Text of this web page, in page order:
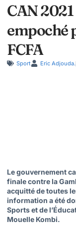
CAN
empoché
FCFA
Sport Eric Adjouda.
Le gouvernement
finale contre la
acquitté de toutes
information a été
Sports et de
Mouelle Kombi.